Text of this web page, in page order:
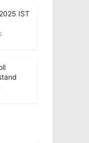
IST